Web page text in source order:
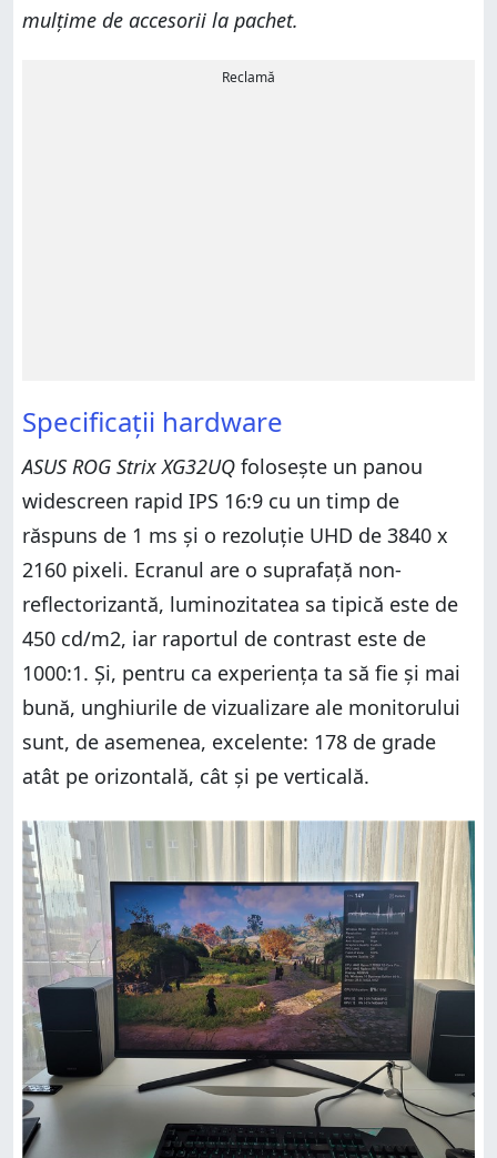
mulțime de accesorii la pachet.
Reclamă
Specificații hardware
ASUS ROG Strix XG32UQ folosește un panou
widescreen rapid IPS 16:9 cu un timp de
răspuns de 1 ms și o rezoluție UHD de 3840 x
2160 pixeli. Ecranul are o suprafață non-
reflectorizantă, luminozitatea sa tipică este de
450 cd/m2, iar raportul de contrast este de
1000:1. Și, pentru ca experiența ta să fie și mai
bună, unghiurile de vizualizare ale monitorului
sunt, de asemenea, excelente: 178 de grade
atât pe orizontală, cât și pe verticală.